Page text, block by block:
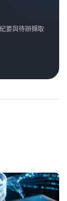
要與待辦擷取